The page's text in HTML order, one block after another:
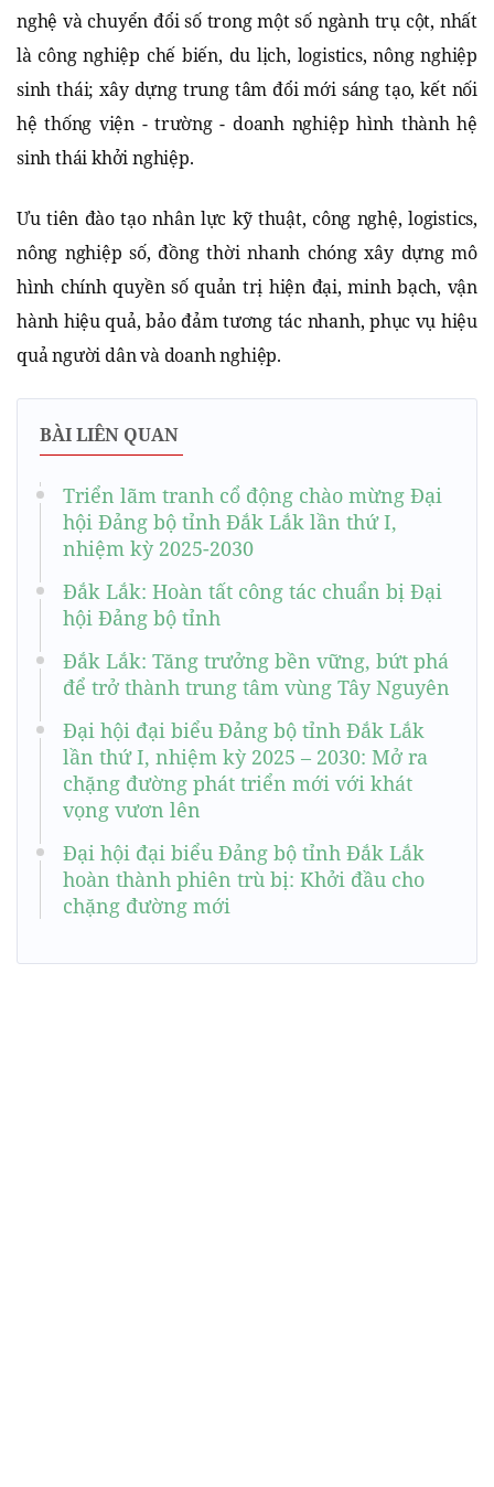
nghệ và chuyển đổi số trong một số ngành trụ cột, nhất
là công nghiệp chế biến, du lịch, logistics, nông nghiệp
sinh thái; xây dựng trung tâm đổi mới sáng tạo, kết nối
hệ thống viện - trường - doanh nghiệp hình thành hệ
sinh thái khởi nghiệp.
Ưu tiên đào tạo nhân lực kỹ thuật, công nghệ, logistics,
nông nghiệp số, đồng thời nhanh chóng xây dựng mô
hình chính quyền số quản trị hiện đại, minh bạch, vận
hành hiệu quả, bảo đảm tương tác nhanh, phục vụ hiệu
quả người dân và doanh nghiệp.
BÀI LIÊN QUAN
Triển lãm tranh cổ động chào mừng Đại
hội Đảng bộ tỉnh Đắk Lắk lần thứ I,
nhiệm kỳ 2025-2030
Đắk Lắk: Hoàn tất công tác chuẩn bị Đại
hội Đảng bộ tỉnh
Đắk Lắk: Tăng trưởng bền vững, bứt phá
để trở thành trung tâm vùng Tây Nguyên
Đại hội đại biểu Đảng bộ tỉnh Đắk Lắk
lần thứ I, nhiệm kỳ 2025 – 2030: Mở ra
chặng đường phát triển mới với khát
vọng vươn lên
Đại hội đại biểu Đảng bộ tỉnh Đắk Lắk
hoàn thành phiên trù bị: Khởi đầu cho
chặng đường mới